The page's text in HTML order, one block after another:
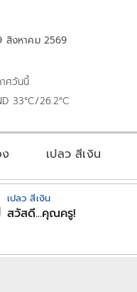
สิงหาคม 2569
ศวันนี้
33°C/26.2°C
ง เปลว สีเงิน
เปลว สีเงิน
สวัสดี...คุณครู!